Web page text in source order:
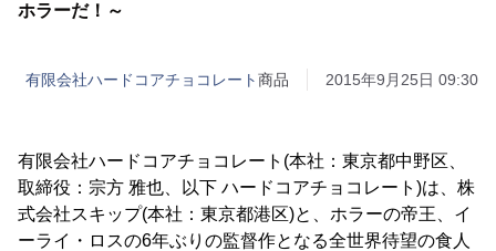
ホラーだ！～
有限会社ハードコアチョコレート商品 2015年9月25日 09:30
有限会社ハードコアチョコレート(本社：東京都中野区、
取締役：宗方 雅也、以下 ハードコアチョコレート)は、株
式会社スキップ(本社：東京都港区)と、ホラーの帝王、イ
ーライ・ロスの6年ぶりの監督作となる全世界待望の食人